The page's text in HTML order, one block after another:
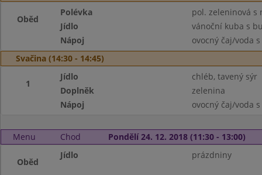
Oběd
Polévka
pol. zeleninová s
Jídlo
vánoční kuba s
Nápoj
ovocný čaj/voda
Svačina (14:30 - 14:45)
1
Jídlo
chléb, tavený sýr
Doplněk
zelenina
Nápoj
ovocný čaj/voda
Menu Chod Pondělí 24. 12. 2018 (11:30 - 13:00)
Oběd
Jídlo prázdniny